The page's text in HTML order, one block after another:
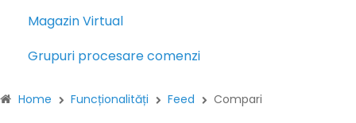
Magazin Virtual
Grupuri procesare comenzi
Home Funcționalități Feed Compari